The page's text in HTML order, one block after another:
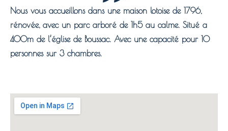
Nous vous accueillons dans une maison lotoise de 1796,
rénovée, avec un parc arboré de 1h5 au calme. Situé a
400m de l’église de Boussac. Avec une capacité pour 10
personnes sur 3 chambres.